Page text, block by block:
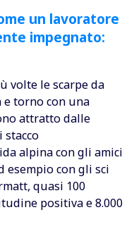
un lavoratore
impegnato:
volte le scarpe da
torno con una
attratto dalle
stacco
alpina con gli amici
esempio con gli sci
quasi 100
positiva e 8.000